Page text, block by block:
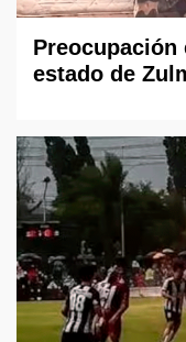
Preocupación
estado de